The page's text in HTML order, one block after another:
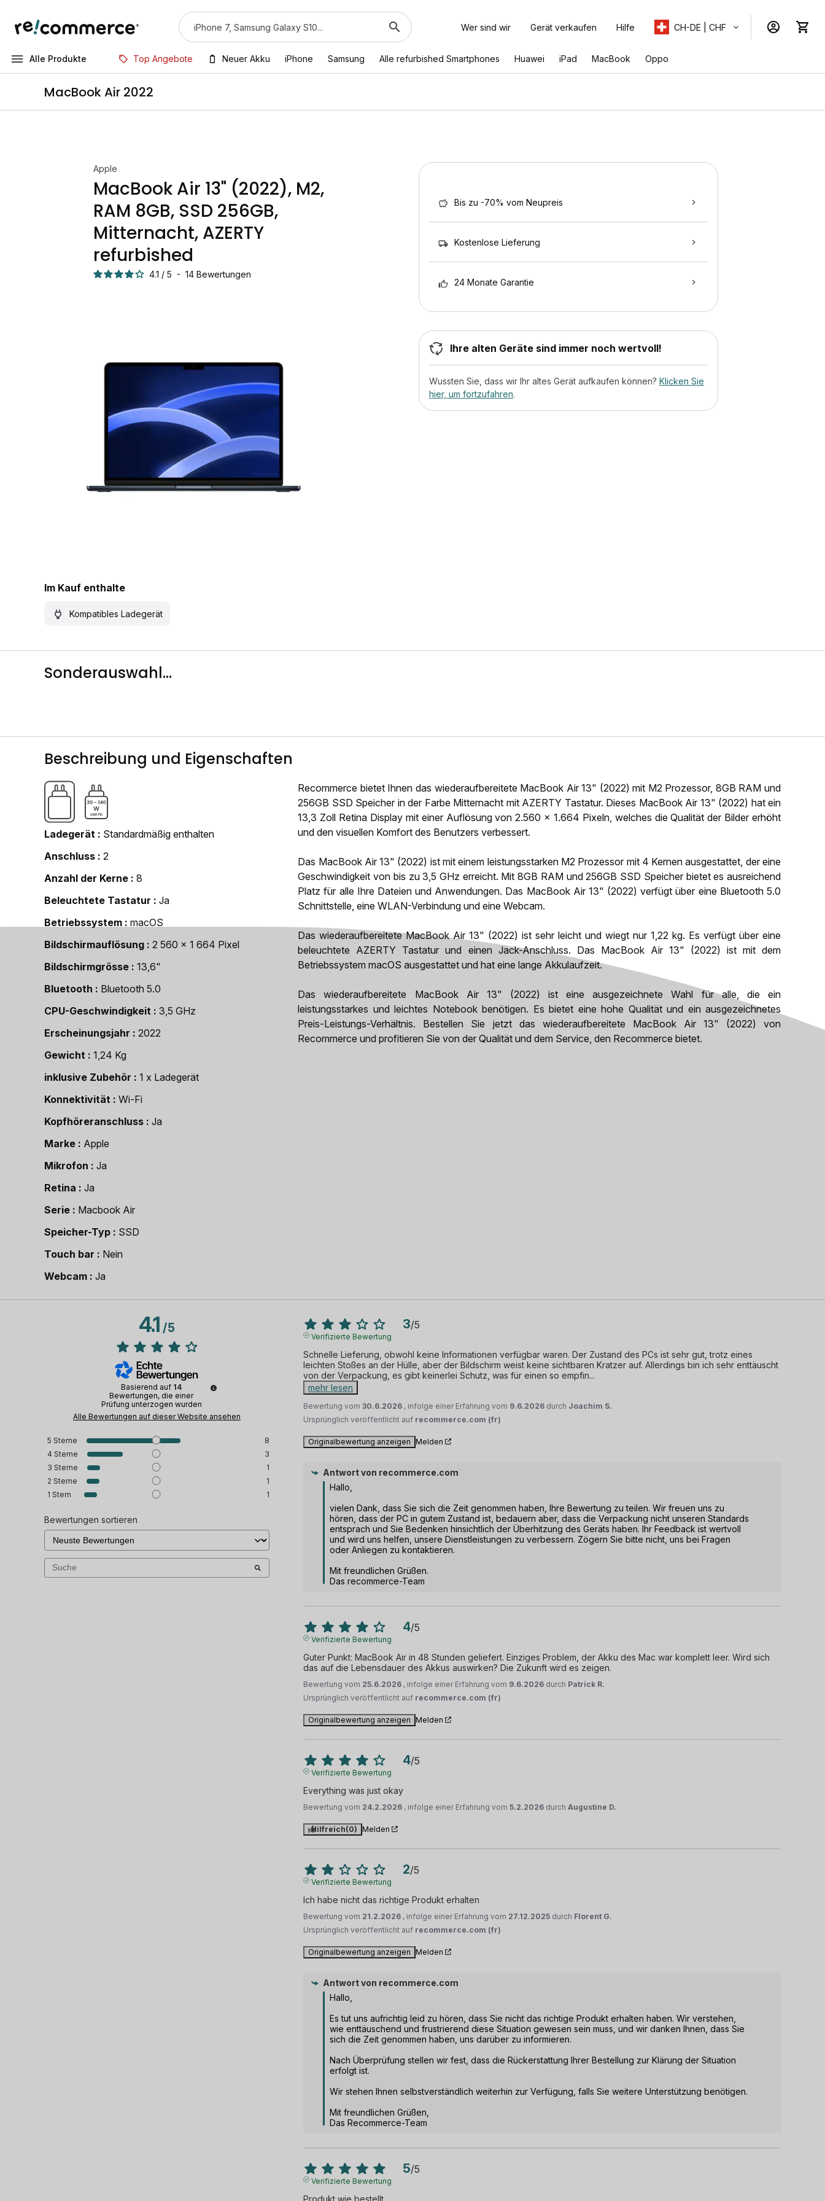
Wer sind wir Gerät verkaufen Hilfe CH-DE | CHF
Alle Produkte Top Angebote Neuer Akku iPhone Samsung Alle refurbished Smartphones Huawei iPad MacBook Oppo
MacBook Air 2022
Apple
MacBook Air 13" (2022), M2,
RAM 8GB, SSD 256GB,
Mitternacht, AZERTY
refurbished
4.1 / 5 - 14 Bewertungen
Im Kauf enthalte
Kompatibles Ladegerät
Bis zu -70% vom Neupreis
Kostenlose Lieferung
24 Monate Garantie
Ihre alten Geräte sind immer noch wertvoll!
Wussten Sie, dass wir Ihr altes Gerät aufkaufen können? Klicken Sie
hier, um fortzufahren.
Sonderauswahl...
Beschreibung und Eigenschaften
Ladegerät
Standardmäßig enthalten
Anschluss
2
Anzahl der Kerne
8
Beleuchtete Tastatur
Ja
Betriebssystem
macOS
Bildschirmauflösung
2 560 x 1 664 Pixel
Bildschirmgrösse
13,6"
Bluetooth
Bluetooth 5.0
CPU-Geschwindigkeit
3,5 GHz
Erscheinungsjahr
2022
Gewicht
1,24 Kg
inklusive Zubehör
1 x Ladegerät
Konnektivität
Wi-Fi
Kopfhöreranschluss
Ja
Marke
Apple
Mikrofon
Ja
Retina
Ja
Serie
Macbook Air
Speicher-Typ
SSD
Touch bar
Nein
Webcam
Ja
Recommerce bietet Ihnen das wiederaufbereitete MacBook Air 13" (2022) mit M2 Prozessor, 8GB RAM und
256GB SSD Speicher in der Farbe Mitternacht mit AZERTY Tastatur. Dieses MacBook Air 13" (2022) hat ein
13,3 Zoll Retina Display mit einer Auflösung von 2.560 x 1.664 Pixeln, welches die Qualität der Bilder erhöht
und den visuellen Komfort des Benutzers verbessert.
Das MacBook Air 13" (2022) ist mit einem leistungsstarken M2 Prozessor mit 4 Kernen ausgestattet, der eine
Geschwindigkeit von bis zu 3,5 GHz erreicht. Mit 8GB RAM und 256GB SSD Speicher bietet es ausreichend
Platz für alle Ihre Dateien und Anwendungen. Das MacBook Air 13" (2022) verfügt über eine Bluetooth 5.0
Schnittstelle, eine WLAN-Verbindung und eine Webcam.
Das wiederaufbereitete MacBook Air 13" (2022) ist sehr leicht und wiegt nur 1,22 kg. Es verfügt über eine
beleuchtete AZERTY Tastatur und einen Jack-Anschluss. Das MacBook Air 13" (2022) ist mit dem
Betriebssystem macOS ausgestattet und hat eine lange Akkulaufzeit.
Das wiederaufbereitete MacBook Air 13" (2022) ist eine ausgezeichnete Wahl für alle, die ein
leistungsstarkes und leichtes Notebook benötigen. Es bietet eine hohe Qualität und ein ausgezeichnetes
Preis-Leistungs-Verhältnis. Bestellen Sie jetzt das wiederaufbereitete MacBook Air 13" (2022) von
Recommerce und profitieren Sie von der Qualität und dem Service, den Recommerce bietet.
4.1/5
Basierend auf 14
Bewertungen, die einer
Prüfung unterzogen wurden
Alle Bewertungen auf dieser Website ansehen
5 Sterne
8
4 Sterne
3
3 Sterne
1
2 Sterne
1
1 Stern 1
Bewertungen sortieren
3/5
Verifizierte Bewertung
Schnelle Lieferung, obwohl keine Informationen verfügbar waren. Der Zustand des PCs ist sehr gut, trotz eines
leichten Stoßes an der Hülle, aber der Bildschirm weist keine sichtbaren Kratzer auf. Allerdings bin ich sehr enttäuscht
von der Verpackung, es gibt keinerlei Schutz, was für einen so empfin...
mehr lesen
Bewertung vom30.6.2026 , infolge einer Erfahrung vom 9.6.2026 durch Joachim S.
Ursprünglich veröffentlicht auf recommerce.com (fr)
Originalbewertung anzeigen Melden
Antwort von recommerce.com
Hallo,
vielen Dank, dass Sie sich die Zeit genommen haben, Ihre Bewertung zu teilen. Wir freuen uns zu
hören, dass der PC in gutem Zustand ist, bedauern aber, dass die Verpackung nicht unseren Standards
entsprach und Sie Bedenken hinsichtlich der Überhitzung des Geräts haben. Ihr Feedback ist wertvoll
und wird uns helfen, unsere Dienstleistungen zu verbessern. Zögern Sie bitte nicht, uns bei Fragen
oder Anliegen zu kontaktieren.
Mit freundlichen Grüßen.
Das recommerce-Team
4/5
Verifizierte Bewertung
Guter Punkt: MacBook Air in 48 Stunden geliefert. Einziges Problem, der Akku des Mac war komplett leer. Wird sich
das auf die Lebensdauer des Akkus auswirken? Die Zukunft wird es zeigen.
Bewertung vom 25.6.2026 , infolge einer Erfahrung vom 9.6.2026 durch Patrick R.
Ursprünglich veröffentlicht auf recommerce.com (fr)
Originalbewertung anzeigen Melden
4/5
Verifizierte Bewertung
Everything was just okay
Bewertung vom 24.2.2026 , infolge einer Erfahrung vom5.2.2026 durchAugustine D.
Hilfreich(0) Melden
2/5
Verifizierte Bewertung
Ich habe nicht das richtige Produkt erhalten
Bewertung vom 21.2.2026 , infolge einer Erfahrung vom 27.12.2025 durch Florent G.
Ursprünglich veröffentlicht auf recommerce.com (fr)
Originalbewertung anzeigen Melden
Antwort von recommerce.com
Hallo,
Es tut uns aufrichtig leid zu hören, dass Sie nicht das richtige Produkt erhalten haben. Wir verstehen,
wie enttäuschend und frustrierend diese Situation gewesen sein muss, und wir danken Ihnen, dass Sie
sich die Zeit genommen haben, uns darüber zu informieren.
Nach Überprüfung stellen wir fest, dass die Rückerstattung Ihrer Bestellung zur Klärung der Situation
erfolgt ist.
Wir stehen Ihnen selbstverständlich weiterhin zur Verfügung, falls Sie weitere Unterstützung benötigen.
Mit freundlichen Grüßen,
Das Recommerce-Team
5/5
Verifizierte Bewertung
Produkt wie bestellt